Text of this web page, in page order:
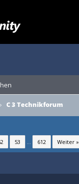
› C 3 Technikforum
53 ... 612 Weiter »